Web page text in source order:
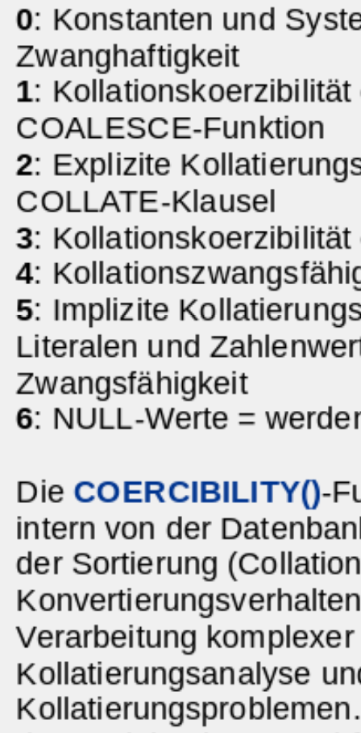
0: Konstanten und
Zwanghaftigkeit
1:
COALESCE-Funktion
2: Explizite
COLLATE-Klausel
3:
4:
5: Implizite
Literalen und
Zwangsfähigkeit
6: NULL-Werte =
Die COERCIBILITY()-
intern von der
der Sortierung
Verarbeitung
Kollatierungsanalyse